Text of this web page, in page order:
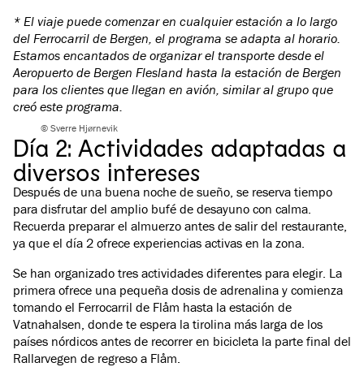
* El viaje puede comenzar en cualquier estación a lo largo
del Ferrocarril de Bergen, el programa se adapta al horario.
Estamos encantados de organizar el transporte desde el
Aeropuerto de Bergen Flesland hasta la estación de Bergen
para los clientes que llegan en avión, similar al grupo que
creó este programa.
© Sverre Hjørnevik
Día 2: Actividades adaptadas a
diversos intereses
Después de una buena noche de sueño, se reserva tiempo
para disfrutar del amplio bufé de desayuno con calma.
Recuerda preparar el almuerzo antes de salir del restaurante,
ya que el día 2 ofrece experiencias activas en la zona.
Se han organizado tres actividades diferentes para elegir. La
primera ofrece una pequeña dosis de adrenalina y comienza
tomando el Ferrocarril de Flåm hasta la estación de
Vatnahalsen, donde te espera la tirolina más larga de los
países nórdicos antes de recorrer en bicicleta la parte final del
Rallarvegen de regreso a Flåm.